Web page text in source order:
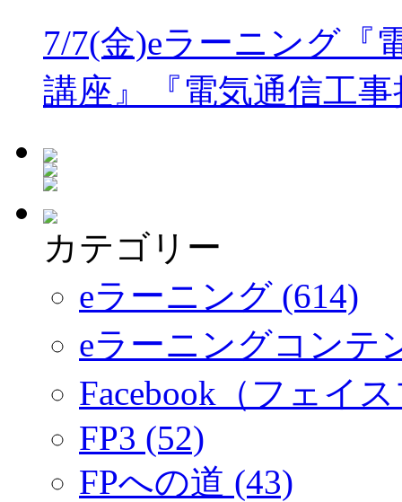
7/7(金)eラーニング
講座』『電気通信工
カテゴリー
eラーニング (614)
eラーニングコンテ
Facebook（フェイ
FP3 (52)
FPへの道 (43)